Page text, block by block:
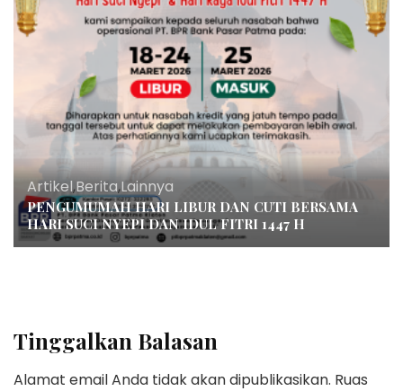
Artikel,Berita,Lainnya
PENGUMUMAH HARI LIBUR DAN CUTI BERSAMA
HARI SUCI NYEPI DAN IDUL FITRI 1447 H
Tinggalkan Balasan
Alamat email Anda tidak akan dipublikasikan. Ruas